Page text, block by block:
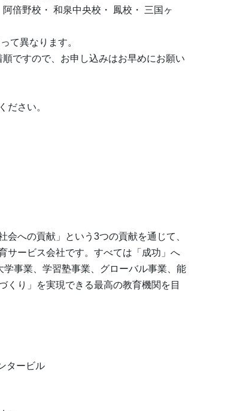
倍野校・ 和泉中央校・ 鳳校・ 三国ヶ
異なります。
ですので、お申し込みはお早めにお願い
ださい。
への貢献」という3つの貢献を通じて、
サービス会社です。すべては「成功」へ
学事業、学習塾事業、グローバル事業、能
くり」を実現できる最高の教育機関を目
タービル